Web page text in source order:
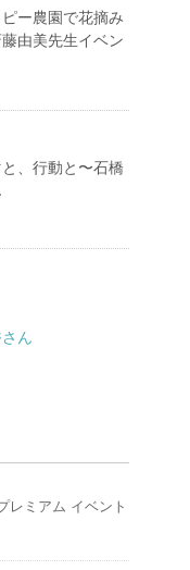
ー農園で花摘み
由美先生イベン
、行動と〜石橋
ん
レミアム イベント